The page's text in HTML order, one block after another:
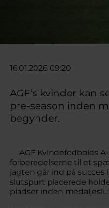
16.01.2026 09:20
AGF’s kvinder kan
pre-season inden
begynder.
AGF Kvindefodbolds
forberedelserne til et
jagten går ind på
slutspurt placerede
pladser inden